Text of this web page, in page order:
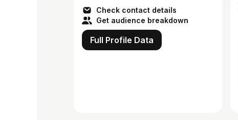
Check contact details
Get audience breakdown
Full Profile Data